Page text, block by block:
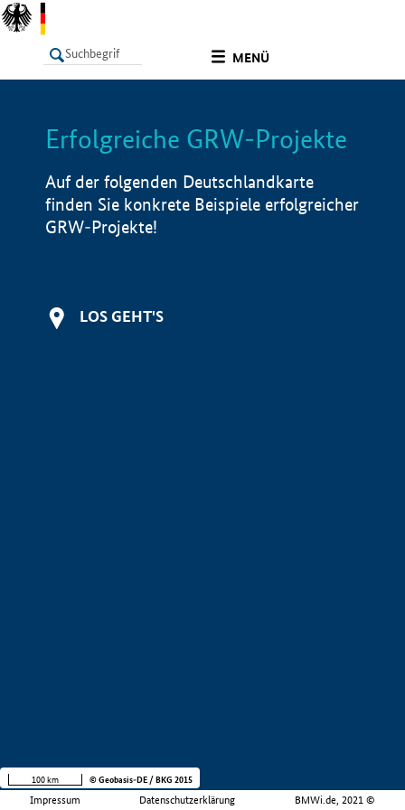
MENÜ
LISTE Info
Erfolgreiche GRW-Projekte
Auf der folgenden Deutschlandkarte
finden Sie konkrete Beispiele erfolgreicher
GRW-Projekte!
LOS GEHT'S
Impressum Datenschutzerklärung BMWi.de, 2021 ©
100 km © Geobasis-DE / BKG 2015